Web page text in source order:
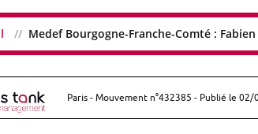
Medef Bourgogne-Franche-Comté :
Bourgogne-Franche-
Paris - Mouvement n°432385 - Publié le 02/